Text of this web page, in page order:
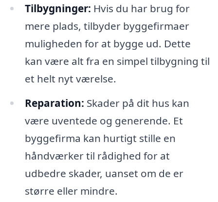
Tilbygninger: Hvis du har brug for
mere plads, tilbyder byggefirmaer
muligheden for at bygge ud. Dette
kan være alt fra en simpel tilbygning til
et helt nyt værelse.
Reparation: Skader på dit hus kan
være uventede og generende. Et
byggefirma kan hurtigt stille en
håndværker til rådighed for at
udbedre skader, uanset om de er
større eller mindre.